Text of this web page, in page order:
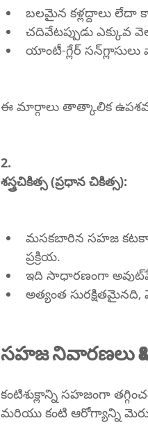
బలమైన కళ్లద్దాలు లేదా
చదివేటప్పుడు ఎక్కువ
యాంటీ-గ్లేర్
ఈ మార్గాలు తాత్కాలిక
2.
శస్త్రచికిత్స (ప్రధాన చికిత్స):
మసకబారిన సహజ కటకాన్ని
ప్రక్రియ.
అత్యంత
సహజ నివారణలు
కంటిశుక్లాన్ని సహజంగా
మరియు కంటి ఆరోగ్యాన్ని